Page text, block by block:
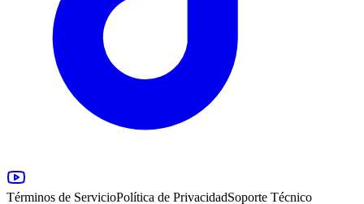
Términos de ServicioPolítica de PrivacidadSoporte Técnico